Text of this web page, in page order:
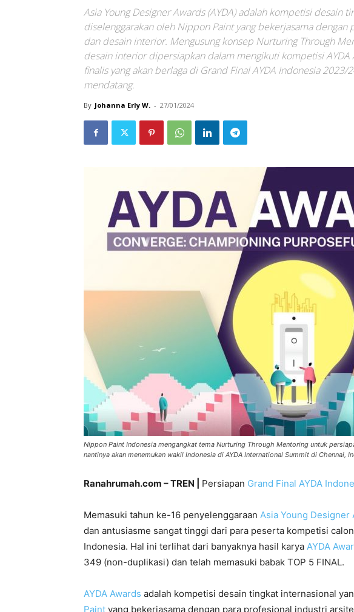
Asia Young Designer Awards (AYDA) adalah kompetisi desain
diselenggarakan oleh Nippon Paint yang bekerjasama
dan desain interior. Mengusung konsep Nurturing Through
desain interior dipersiapkan dalam mengikuti kompetisi
finalis yang akan berlaga di Grand Final AYDA Indonesia
mendatang.
By Johanna Erly W. - 27/01/2024
Nippon Paint Indonesia mengangkat tema Nurturing Through Mentoring untuk
nantinya akan menemukan wakil Indonesia di AYDA International Summit di Chennai,
Ranahrumah.com – TREN | Persiapan Grand Final AYDA
Memasuki tahun ke-16 penyelenggaraan Asia Young Designer
dan antusiasme sangat tinggi dari para peserta kompetisi
Indonesia. Hal ini terlihat dari banyaknya hasil karya AYDA
349 (non-duplikasi) dan telah memasuki babak TOP 5 FINAL.
AYDA Awards adalah kompetisi desain tingkat internasional
Paint yang bekerjasama dengan para profesional industri